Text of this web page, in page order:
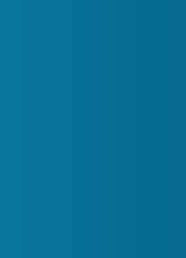
Teddy Lining Borduring 8x8
Teddy Lining geen navy